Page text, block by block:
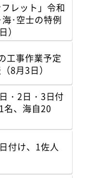
レット」令和
･空士の特例
）
工事作業予定
8月3日）
・2日・3日付
名、海自20
付け、1佐人